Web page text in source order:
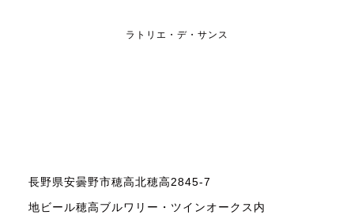
ラトリエ・デ・サンス
長野県安曇野市穂高北穂高2845-7
地ビール穂高ブルワリー・ツインオークス内